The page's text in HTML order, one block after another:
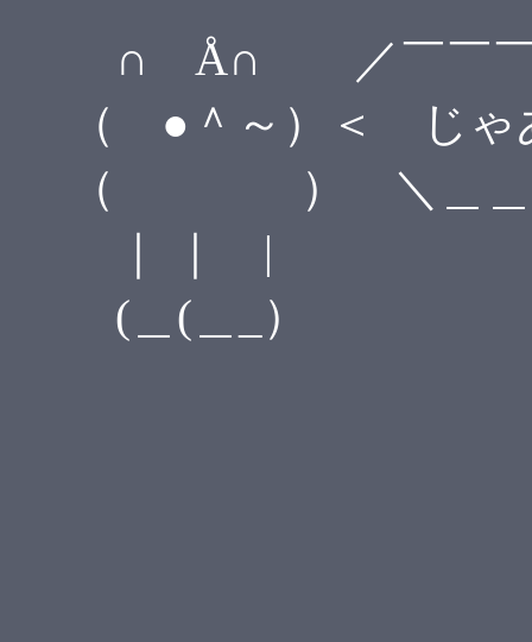
∩ Å∩ ／￣￣￣
（ ●＾～）＜ じゃ
（ ） ＼＿＿＿
｜ ｜ |
(＿(＿_）